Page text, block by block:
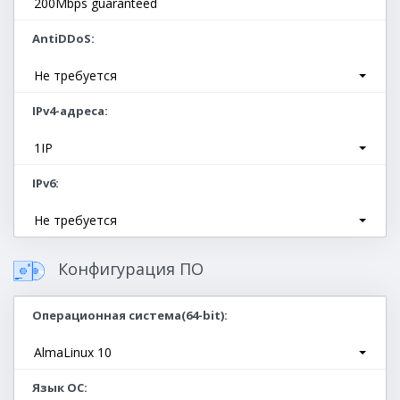
AntiDDoS
Не требуется
IPv4-адреса
1IP
IPv6
Не требуется
Конфигурация ПО
Операционная система(64-bit)
AlmaLinux 10
Язык ОС